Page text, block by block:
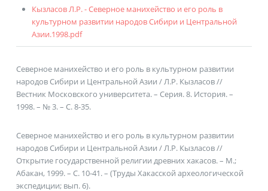
Кызласов Л.Р. - Северное манихейство и его роль в
культурном развитии народов Сибири и Центральной
Азии.1998.pdf
Северное манихейство и его роль в культурном развитии
народов Сибири и Центральной Азии / Л.Р. Кызласов //
Вестник Московского университета. – Серия. 8. История. –
1998. – № 3. – С. 8-35.
Северное манихейство и его роль в культурном развитии
народов Сибири и Центральной Азии / Л.Р. Кызласов //
Открытие государственной религии древних хакасов. – М.;
Абакан, 1999. – С. 10-41. – (Труды Хакасской археологической
экспедиции; вып. 6).